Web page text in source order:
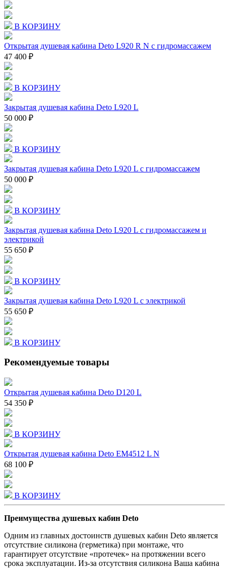
В КОРЗИНУ
Открытая душевая кабина Deto L920 R N с гидромассажем
47 400 ₽
В КОРЗИНУ
Закрытая душевая кабина Deto L920 L
50 000 ₽
В КОРЗИНУ
Закрытая душевая кабина Deto L920 L с гидромассажем
50 000 ₽
В КОРЗИНУ
Закрытая душевая кабина Deto L920 L с гидромассажем и
электрикой
55 650 ₽
В КОРЗИНУ
Закрытая душевая кабина Deto L920 L с электрикой
55 650 ₽
В КОРЗИНУ
Рекомендуемые товары
Открытая душевая кабина Deto D120 L
54 350 ₽
В КОРЗИНУ
Открытая душевая кабина Deto EM4512 L N
68 100 ₽
В КОРЗИНУ
Преимущества душевых кабин Deto
Одним из главных достоинств душевых кабин Deto является
отсутствие силикона (герметика) при монтаже, что
гарантирует отсутствие «протечек» на протяжении всего
срока эксплуатации. Из-за отсутствия силикона Ваша кабина